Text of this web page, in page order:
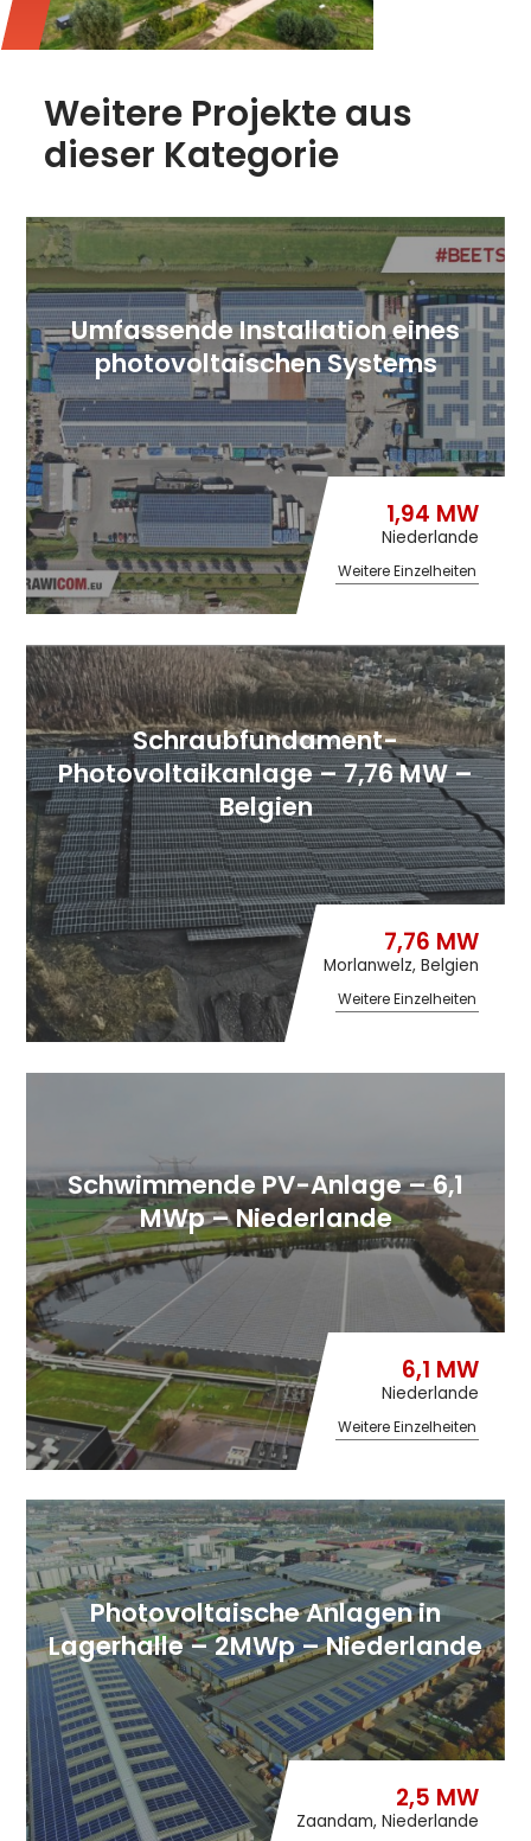
Weitere Projekte aus
dieser Kategorie
Umfassende Installation eines
photovoltaischen Systems
1,94 MW
Niederlande
Weitere Einzelheiten
Schraubfundament-
Photovoltaikanlage – 7,76 MW –
Belgien
7,76 MW
Morlanwelz, Belgien
Weitere Einzelheiten
Schwimmende PV-Anlage – 6,1
MWp – Niederlande
6,1 MW
Niederlande
Weitere Einzelheiten
Photovoltaische Anlagen in
Lagerhalle – 2MWp – Niederlande
2,5 MW
Zaandam, Niederlande